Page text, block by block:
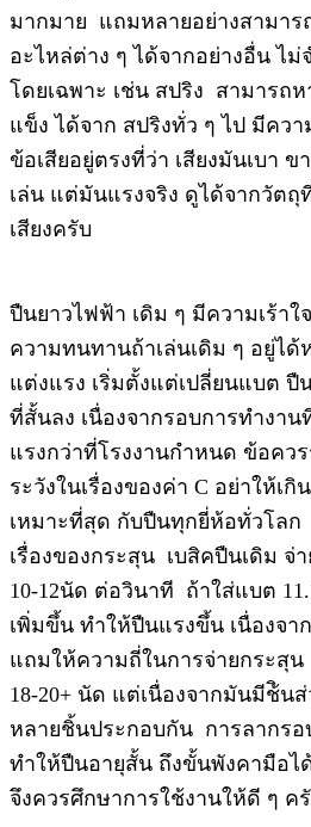
มากมาย แถมหลายอย่างสามาร
อะไหล่ต่าง ๆ ได้จากอย่างอื่น ไม่
โดยเฉพาะ เช่น สปริง สามารถ
แข็ง ได้จาก สปริงทั่ว ๆ ไป มีคว
ข้อเสียอยู่ตรงที่ว่า เสียงมันเบา ข
เล่น แต่มันแรงจริง ดูได้จากวัตถุ
เสียงครับ
ปืนยาวไฟฟ้า เดิม ๆ มีความเร้าใ
ความทนทานถ้าเล่นเดิม ๆ อยู่ไ
แต่งแรง เริ่มตั้งแต่เปลี่ยนแบต ปื
ที่สั้นลง เนื่องจากรอบการทำงา
แรงกว่าที่โรงงานกำหนด ข้อคว
ระวังในเรื่องของค่า C อย่าให้เกิ
เหมาะที่สุด กับปืนทุกยี่ห้อทั่วโล
เรื่องของกระสุน เบสิคปืนเดิม จ่
10-12นัด ต่อวินาที ถ้าใส่แบต
เพิ่มขึ้น ทำให้ปืนแรงขึ้น เนื่องจา
แถมให้ความถี่ในการจ่ายกระสุ
18-20+ นัด แต่เนื่องจากมันมีช้ิน
หลายชิ้นประกอบกัน การลากรอ
ทำให้ปืนอายุสั้น ถึงขั้นพังคามือ
จึงควรศึกษาการใช้งานให้ดี ๆ ค